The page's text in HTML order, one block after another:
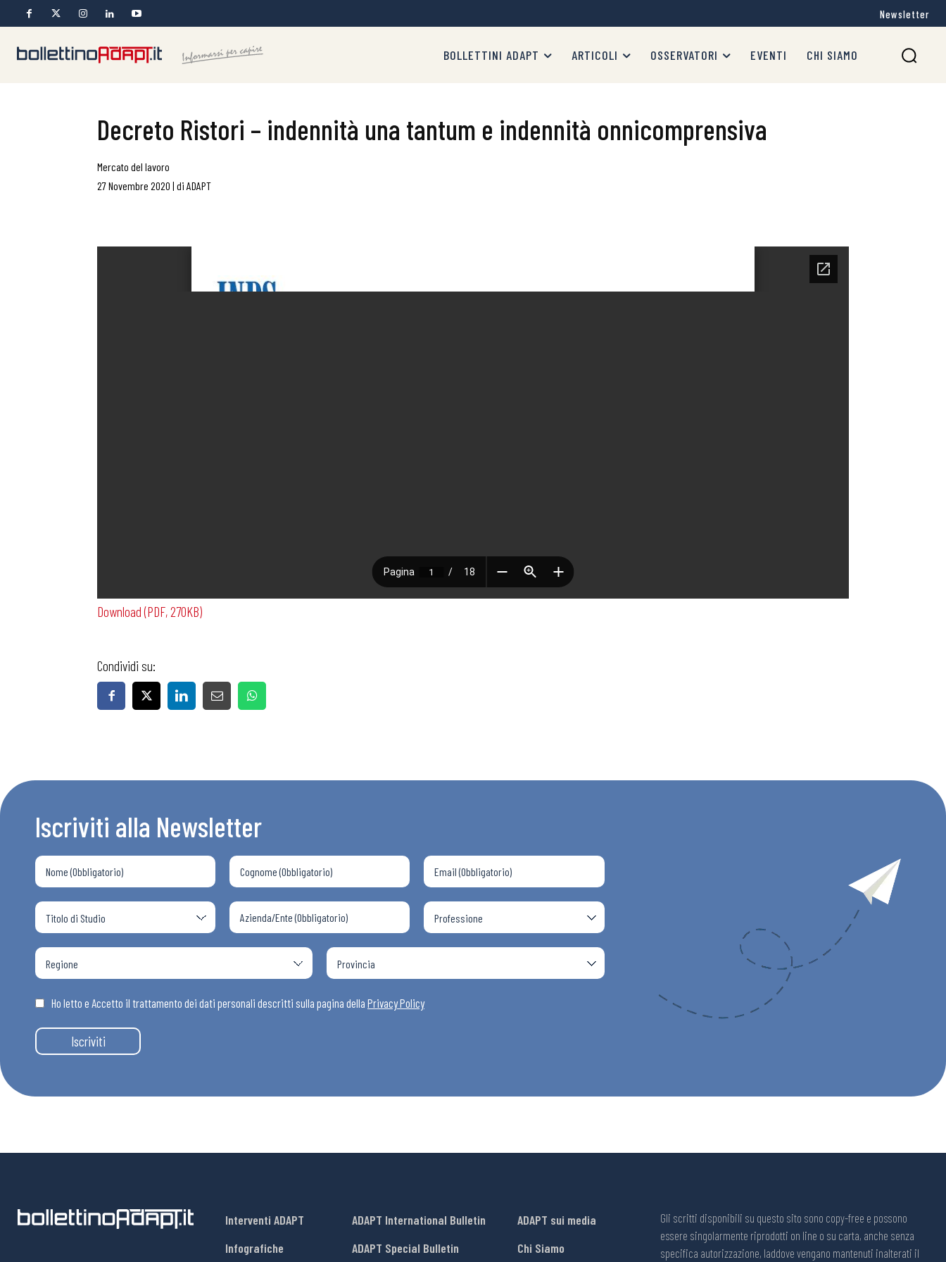
Chi Siamo
Newsletter
BOLLETTINI ADAPT ARTICOLI OSSERVATORI EVENTI CHI SIAMO
Decreto Ristori – indennità una tantum e indennità onnicomprensiva
Mercato del lavoro
27 Novembre 2020 | di ADAPT
Download (PDF, 270KB)
Condividi su:
Iscriviti alla Newsletter
Ho letto e Accetto il trattamento dei dati personali descritti sulla pagina della Privacy Policy
Iscriviti
Interventi ADAPT
Infografiche
ADAPT International Bulletin
ADAPT Special Bulletin
ADAPT sui media
Chi Siamo
Gli scritti disponibili su questo sito sono copy-free e possono
essere singolarmente riprodotti on line o su carta, anche senza
specifica autorizzazione, laddove vengano mantenuti inalterati il